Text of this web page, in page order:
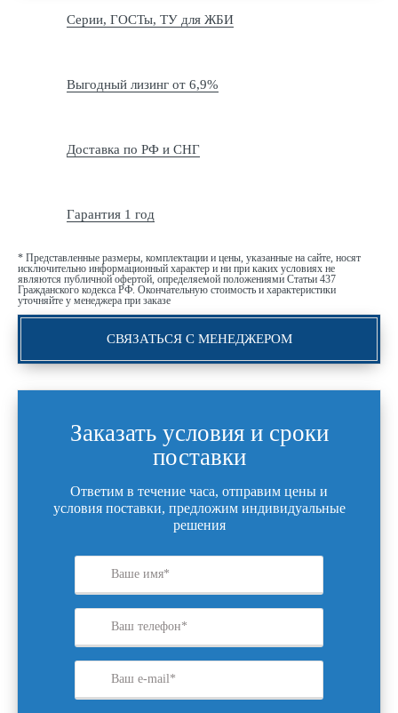
Серии, ГОСТы, ТУ для ЖБИ
Выгодный лизинг от 6,9%
Доставка по РФ и СНГ
Гарантия 1 год
* Представленные размеры, комплектации и цены, указанные на сайте, носят
исключительно информационный характер и ни при каких условиях не
являются публичной офертой, определяемой положениями Статьи 437
Гражданского кодекса РФ. Окончательную стоимость и характеристики
уточняйте у менеджера при заказе
СВЯЗАТЬСЯ С МЕНЕДЖЕРОМ
Заказать условия и сроки
поставки
Ответим в течение часа, отправим цены и
условия поставки, предложим индивидуальные
решения